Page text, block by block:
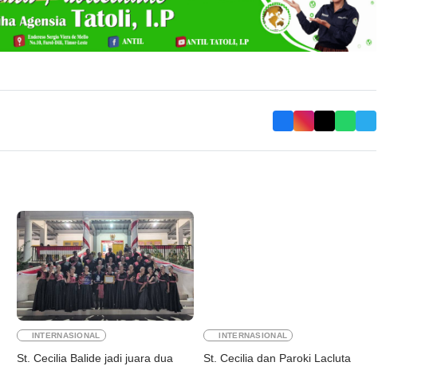
INTERNASIONAL
St. Cecilia Balide jadi juara dua
INTERNASIONAL
St. Cecilia dan Paroki Lacluta